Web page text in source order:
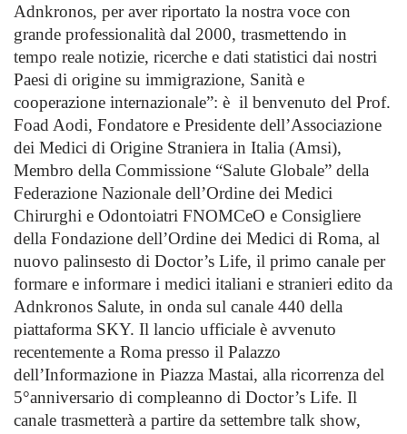
Adnkronos, per aver riportato la nostra voce con
grande professionalità dal 2000, trasmettendo in
tempo reale notizie, ricerche e dati statistici dai nostri
Paesi di origine su immigrazione, Sanità e
cooperazione internazionale”: è il benvenuto del Prof.
Foad Aodi, Fondatore e Presidente dell’Associazione
dei Medici di Origine Straniera in Italia (Amsi),
Membro della Commissione “Salute Globale” della
Federazione Nazionale dell’Ordine dei Medici
Chirurghi e Odontoiatri FNOMCeO e Consigliere
della Fondazione dell’Ordine dei Medici di Roma, al
nuovo palinsesto di Doctor’s Life, il primo canale per
formare e informare i medici italiani e stranieri edito da
Adnkronos Salute, in onda sul canale 440 della
piattaforma SKY. Il lancio ufficiale è avvenuto
recentemente a Roma presso il Palazzo
dell’Informazione in Piazza Mastai, alla ricorrenza del
5°anniversario di compleanno di Doctor’s Life. Il
canale trasmetterà a partire da settembre talk show,